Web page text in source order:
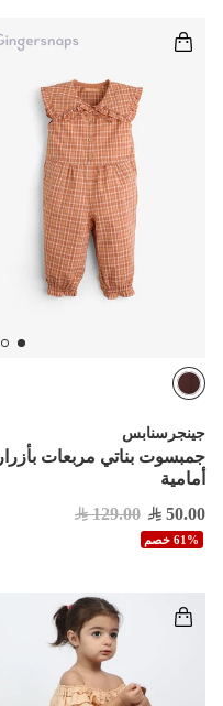
جينجرسنابس
جمبسوت بناتي مربعات بأزرار
أمامية
50.00
129.00
61% خصم